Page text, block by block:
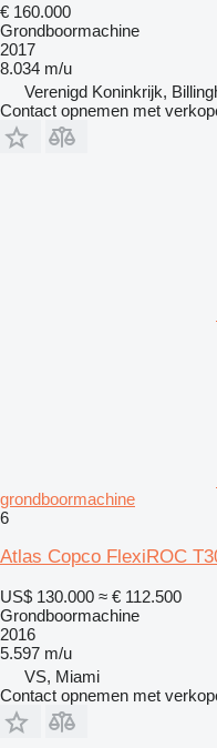
€ 160.000
Grondboormachine
2017
8.034 m/u
Verenigd Koninkrijk,
Contact opnemen met
grondboormachine
6
Atlas Copco FlexiROC
US$ 130.000 ≈ € 112.500
Grondboormachine
2016
5.597 m/u
VS, Miami
Contact opnemen met